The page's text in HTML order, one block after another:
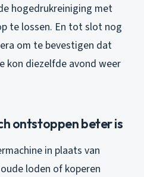
hogedrukreiniging met
te lossen. En tot slot nog
om te bevestigen dat
kon diezelfde avond weer
ontstoppen beter is
in plaats van
loden of koperen